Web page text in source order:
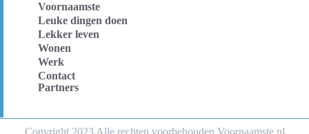
Voornaamste
Leuke dingen doen
Lekker leven
Wonen
Werk
Contact
Partners